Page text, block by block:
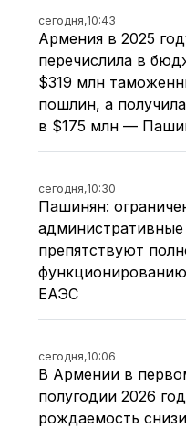
сегодня,10:43
Армения в 2025
перечислила в
$319 млн
пошлин, а
в $175 млн —
сегодня,10:30
Пашинян:
препятствуют
ЕАЭС
сегодня,10:06
В Армении в
полугодии 2026
рождаемость